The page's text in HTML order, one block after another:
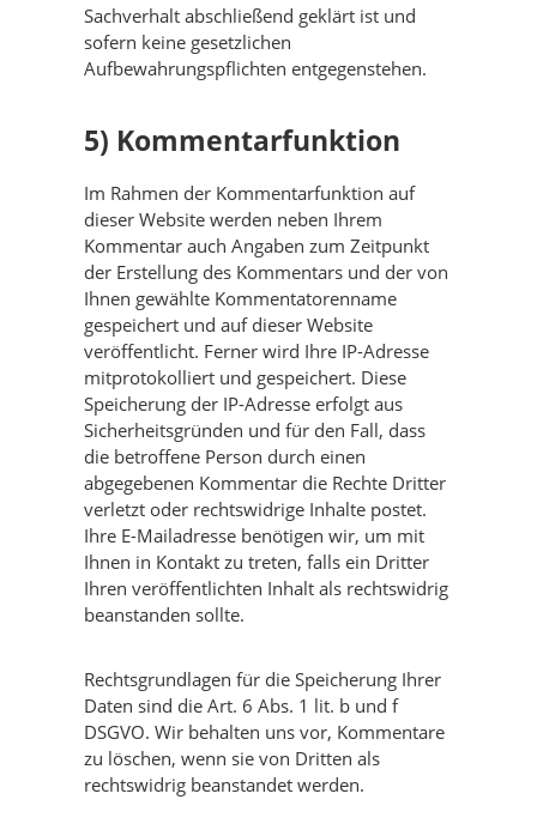
Sachverhalt abschließend geklärt ist und
sofern keine gesetzlichen
Aufbewahrungspflichten entgegenstehen.
5) Kommentarfunktion
Im Rahmen der Kommentarfunktion auf
dieser Website werden neben Ihrem
Kommentar auch Angaben zum Zeitpunkt
der Erstellung des Kommentars und der von
Ihnen gewählte Kommentatorenname
gespeichert und auf dieser Website
veröffentlicht. Ferner wird Ihre IP-Adresse
mitprotokolliert und gespeichert. Diese
Speicherung der IP-Adresse erfolgt aus
Sicherheitsgründen und für den Fall, dass
die betroffene Person durch einen
abgegebenen Kommentar die Rechte Dritter
verletzt oder rechtswidrige Inhalte postet.
Ihre E-Mailadresse benötigen wir, um mit
Ihnen in Kontakt zu treten, falls ein Dritter
Ihren veröffentlichten Inhalt als rechtswidrig
beanstanden sollte.
Rechtsgrundlagen für die Speicherung Ihrer
Daten sind die Art. 6 Abs. 1 lit. b und f
DSGVO. Wir behalten uns vor, Kommentare
zu löschen, wenn sie von Dritten als
rechtswidrig beanstandet werden.